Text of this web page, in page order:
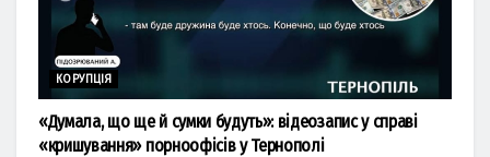
КОРУПЦІЯ
«Думала, що ще й сумки будуть»: відеозапис у справі
«кришування» порноофісів у Тернополі